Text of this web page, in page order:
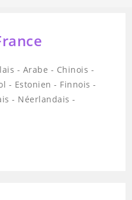
- Arabe - Chinois -
- Estonien - Finnois -
- Néerlandais -